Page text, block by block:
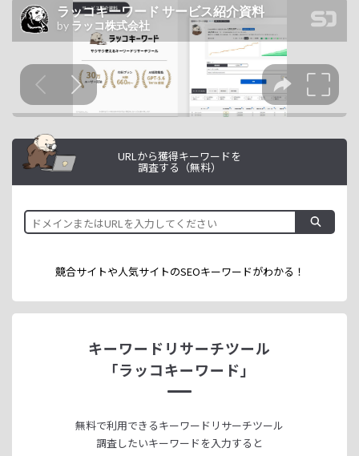
URLから獲得キーワードを
調査する（無料）
競合サイトや人気サイトのSEOキーワードがわかる！
キーワードリサーチツール
「ラッコキーワード」
無料で利用できるキーワードリサーチツール
調査したいキーワードを入力すると